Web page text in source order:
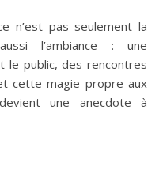
n’est pas seulement la
l’ambiance : une
le public, des rencontres
cette magie propre aux
une anecdote à